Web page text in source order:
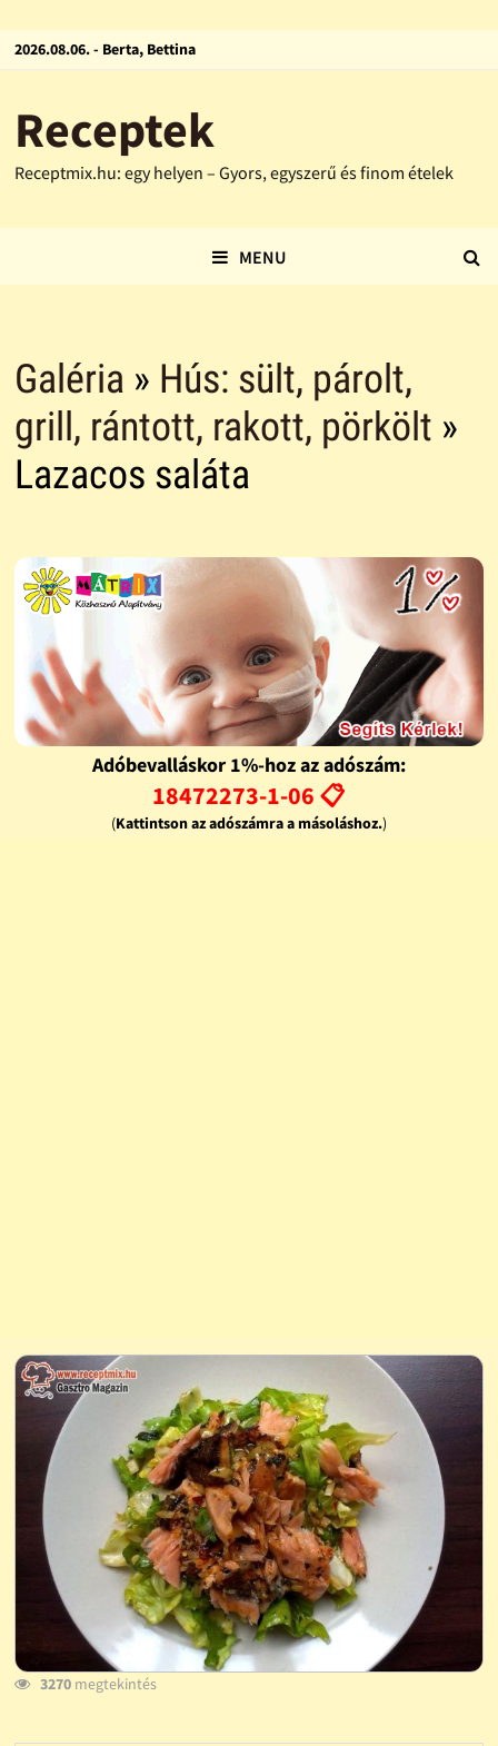
2026.08.06. - Berta, Bettina
Receptek
Receptmix.hu: egy helyen – Gyors, egyszerű és finom ételek
MENU
Galéria » Hús: sült, párolt,
grill, rántott, rakott, pörkölt »
Lazacos saláta
Adóbevalláskor 1%-hoz az adószám:
18472273-1-06 📋
(Kattintson az adószámra a másoláshoz.)
3270megtekintés